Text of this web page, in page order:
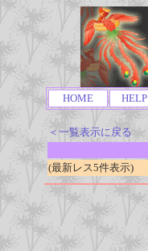
HOME HELP
＜一覧表示に戻る
(最新レス5件表示)